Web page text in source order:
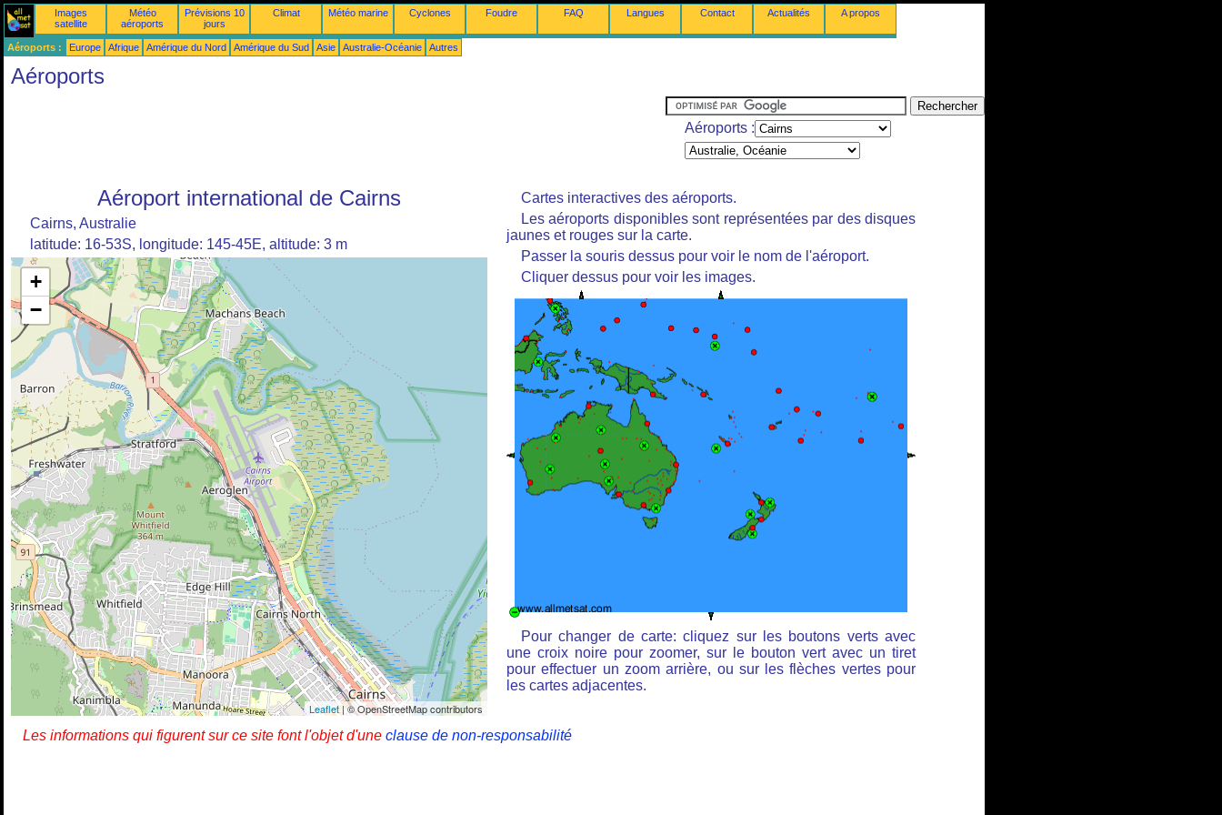
Images
satellite
Météo
aéroports
Prévisions 10
jours
Climat Météo marine Cyclones Foudre FAQ Langues Contact Actualités A propos
Aéroports : Europe Afrique Amérique du Nord Amérique du Sud Asie Australie-Océanie Autres
Aéroports
Aéroports :
Aéroport international de Cairns
Cairns, Australie
latitude: 16-53S, longitude: 145-45E, altitude: 3 m
+
−
Leaflet| © OpenStreetMap contributors
Cartes interactives des aéroports.
Les aéroports disponibles sont représentées par des disques
jaunes et rouges sur la carte.
Passer la souris dessus pour voir le nom de l'aéroport.
Cliquer dessus pour voir les images.
Pour changer de carte: cliquez sur les boutons verts avec
une croix noire pour zoomer, sur le bouton vert avec un tiret
pour effectuer un zoom arrière, ou sur les flèches vertes pour
les cartes adjacentes.
Les informations qui figurent sur ce site font l'objet d'une clause de non-responsabilité